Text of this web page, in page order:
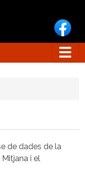
de dades de la
i el